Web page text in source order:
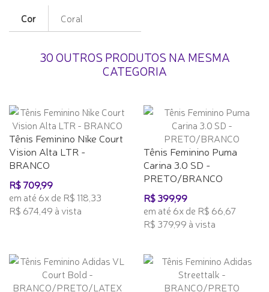
Cor Coral
30 OUTROS PRODUTOS NA MESMA
CATEGORIA
Tênis Feminino Nike Court
Vision Alta LTR -
BRANCO
R$ 709,99
em até 6x de R$ 118,33
R$ 674,49 à vista
Tênis Feminino Puma
Carina 3.0 SD -
PRETO/BRANCO
R$ 399,99
em até 6x de R$ 66,67
R$ 379,99 à vista